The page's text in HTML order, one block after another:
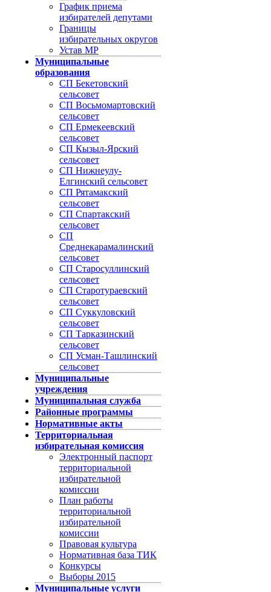
График приема
избирателей депутами
Границы
избирательных округов
Устав МР
Муниципальные
образования
СП Бекетовский
сельсовет
СП Восьмомартовский
сельсовет
СП Ермекеевский
сельсовет
СП Кызыл-Ярский
сельсовет
СП Нижнеулу-
Елгинский сельсовет
СП Рятамакский
сельсовет
СП Спартакский
сельсовет
СП
Среднекарамалинский
сельсовет
СП Старосуллинский
сельсовет
СП Старотураевский
сельсовет
СП Суккуловский
сельсовет
СП Тарказинский
сельсовет
СП Усман-Ташлинский
сельсовет
Муниципальные
учреждения
Муниципальная служба
Районные программы
Нормативные акты
Территориальная
избирательная комиссия
Электронный паспорт
территориальной
избирательной
комиссии
План работы
территориальной
избирательной
комиссии
Правовая культура
Нормативная база ТИК
Конкурсы
Выборы 2015
Муниципальные услуги